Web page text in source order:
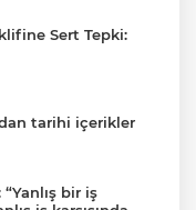
Sert Tepki:
tarihi içerikler
bir iş